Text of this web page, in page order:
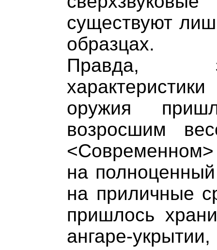
существуют
образцах.
Правда,
оружия
возросшим
на
на приличные
пришлось
ангаре-